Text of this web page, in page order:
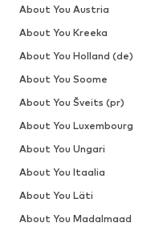
About You Austria
About You Kreeka
About You Holland (de)
About You Soome
About You Šveits (pr)
About You Luxembourg
About You Ungari
About You Itaalia
About You Läti
About You Madalmaad